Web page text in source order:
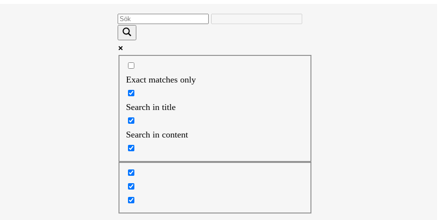
Exact matches only
Search in title
Search in content